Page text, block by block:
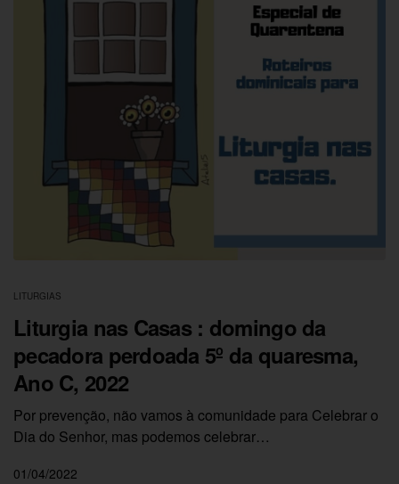
LITURGIAS
Liturgia nas Casas : domingo da
pecadora perdoada 5º da quaresma,
Ano C, 2022
Por prevenção, não vamos à comunidade para Celebrar o
Dia do Senhor, mas podemos celebrar…
01/04/2022